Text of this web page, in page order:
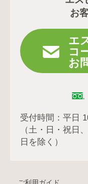
お
エ
コ
お
受付時間：平日
（土・日・祝日
日を除く）
ご利用ガイド